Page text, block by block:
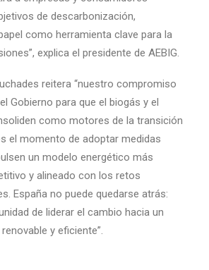
de descarbonización,
como herramienta clave para la
explica el presidente de AEBIG.
reitera “nuestro compromiso
Gobierno para que el biogás y el
como motores de la transición
el momento de adoptar medidas
un modelo energético más
y alineado con los retos
España no puede quedarse atrás:
de liderar el cambio hacia un
y eficiente”.